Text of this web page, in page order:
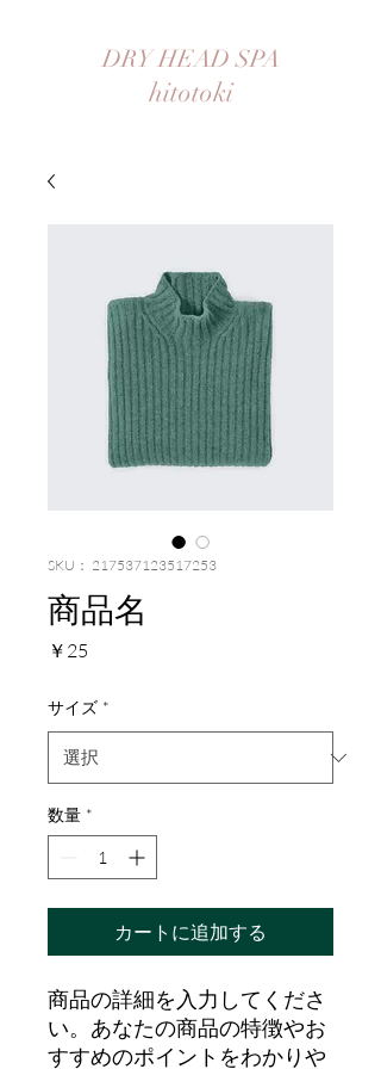
DRY HEAD SPA
hitotoki
SKU： 217537123517253
商品名
￥25
サイズ *
数量 *
カートに追加する
商品の詳細を入力してくださ
い。あなたの商品の特徴やお
すすめのポイントをわかりや